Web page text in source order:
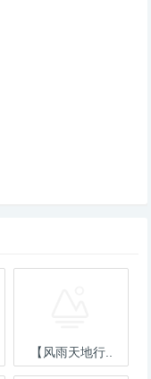
【风雨天地行..